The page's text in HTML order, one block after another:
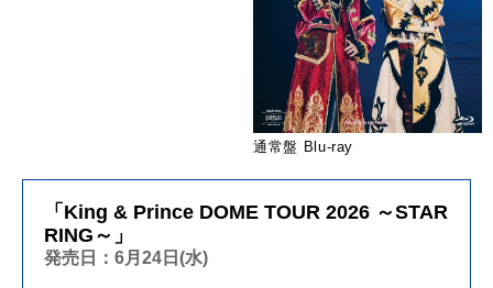
通常盤 Blu-ray
「King & Prince DOME TOUR 2026 ～STAR
RING～」
発売日：6月24日(水)